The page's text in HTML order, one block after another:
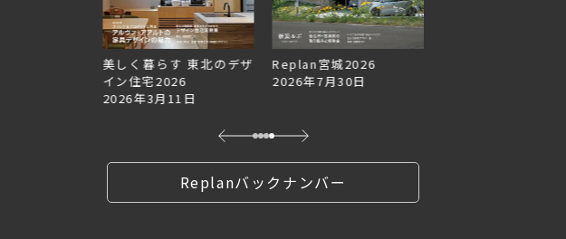
美しく暮らす 東北のデザ
イン住宅2026
2026年3月11日
Replan宮城2026
2026年7月30日
Replanバックナンバー